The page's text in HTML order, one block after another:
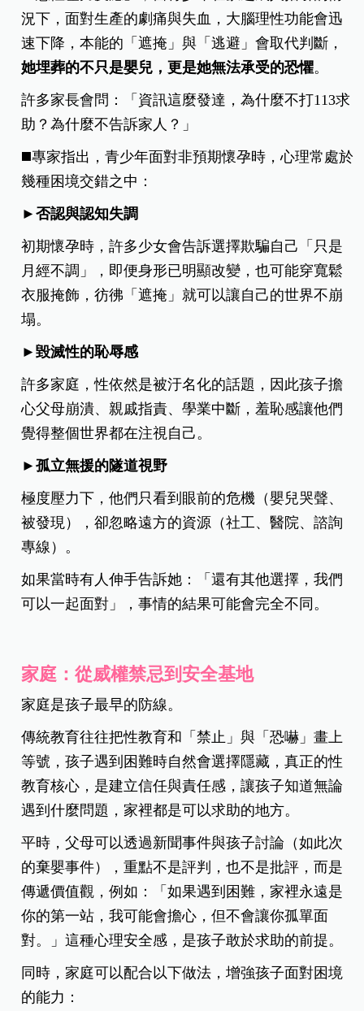
況下，面對生產的劇痛與失血，大腦理性功能會迅
速下降，本能的「遮掩」與「逃避」會取代判斷，
她埋葬的不只是嬰兒，更是她無法承受的恐懼。
許多家長會問：「資訊這麼發達，為什麼不打113求
助？為什麼不告訴家人？」
◼️專家指出，青少年面對非預期懷孕時，心理常處於
幾種困境交錯之中：
►否認與認知失調
初期懷孕時，許多少女會告訴選擇欺騙自己「只是
月經不調」，即便身形已明顯改變，也可能穿寬鬆
衣服掩飾，彷彿「遮掩」就可以讓自己的世界不崩
塌。
►毀滅性的恥辱感
許多家庭，性依然是被汙名化的話題，因此孩子擔
心父母崩潰、親戚指責、學業中斷，羞恥感讓他們
覺得整個世界都在注視自己。
►孤立無援的隧道視野
極度壓力下，他們只看到眼前的危機（嬰兒哭聲、
被發現），卻忽略遠方的資源（社工、醫院、諮詢
專線）。
如果當時有人伸手告訴她：「還有其他選擇，我們
可以一起面對」，事情的結果可能會完全不同。
家庭：從威權禁忌到安全基地
家庭是孩子最早的防線。
傳統教育往往把性教育和「禁止」與「恐嚇」畫上
等號，孩子遇到困難時自然會選擇隱藏，真正的性
教育核心，是建立信任與責任感，讓孩子知道無論
遇到什麼問題，家裡都是可以求助的地方。
平時，父母可以透過新聞事件與孩子討論（如此次
的棄嬰事件），重點不是評判，也不是批評，而是
傳遞價值觀，例如：「如果遇到困難，家裡永遠是
你的第一站，我可能會擔心，但不會讓你孤單面
對。」這種心理安全感，是孩子敢於求助的前提。
同時，家庭可以配合以下做法，增強孩子面對困境
的能力：